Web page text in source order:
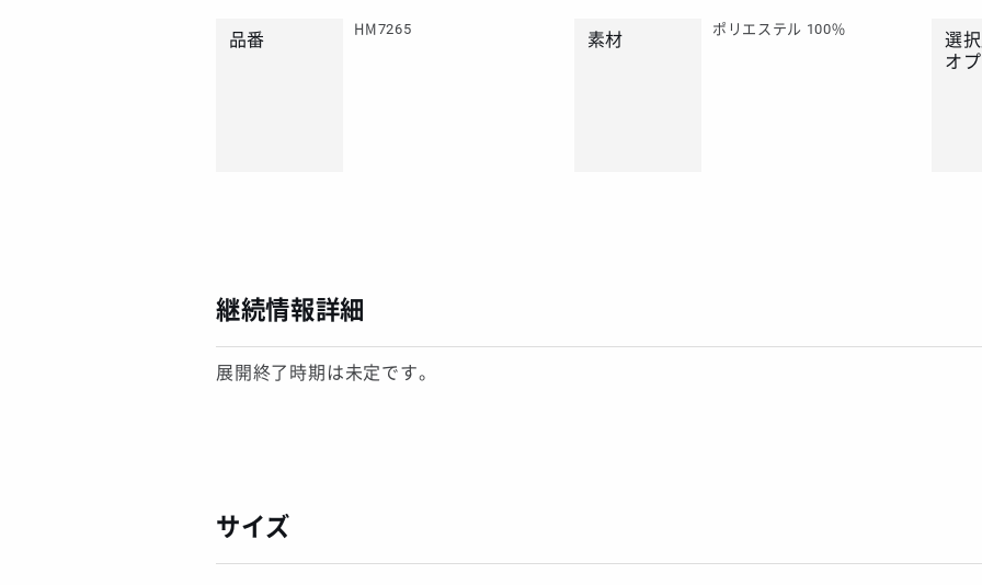
品番
HM7265
素材
ポリエステル 100%
選
オ
継続情報詳細
展開終了時期は未定です。
サイズ